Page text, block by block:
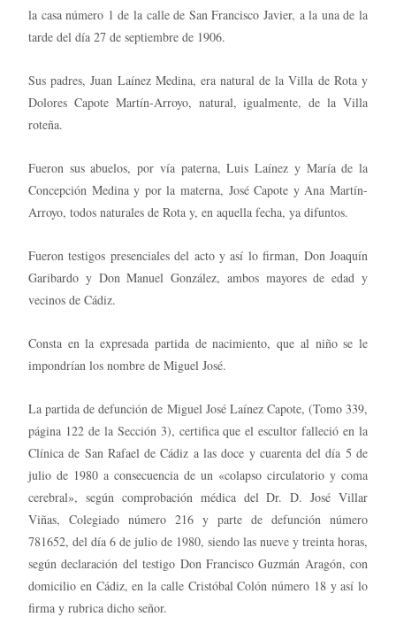
la casa número 1 de la calle de San Francisco Javier, a la una de la
tarde del día 27 de septiembre de 1906.
Sus padres, Juan Laínez Medina, era natural de la Villa de Rota y
Dolores Capote Martín-Arroyo, natural, igualmente, de la Villa
roteña.
Fueron sus abuelos, por vía paterna, Luis Laínez y María de la
Concepción Medina y por la materna, José Capote y Ana Martín-
Arroyo, todos naturales de Rota y, en aquella fecha, ya difuntos.
Fueron testigos presenciales del acto y así lo firman, Don Joaquín
Garibardo y Don Manuel González, ambos mayores de edad y
vecinos de Cádiz.
Consta en la expresada partida de nacimiento, que al niño se le
impondrían los nombre de Miguel José.
La partida de defunción de Miguel José Laínez Capote, (Tomo 339,
página 122 de la Sección 3), certifica que el escultor falleció en la
Clínica de San Rafael de Cádiz a las doce y cuarenta del día 5 de
julio de 1980 a consecuencia de un «colapso circulatorio y coma
cerebral», según comprobación médica del Dr. D. José Villar
Viñas, Colegiado número 216 y parte de defunción número
781652, del día 6 de julio de 1980, siendo las nueve y treinta horas,
según declaración del testigo Don Francisco Guzmán Aragón, con
domicilio en Cádiz, en la calle Cristóbal Colón número 18 y así lo
firma y rubrica dicho señor.